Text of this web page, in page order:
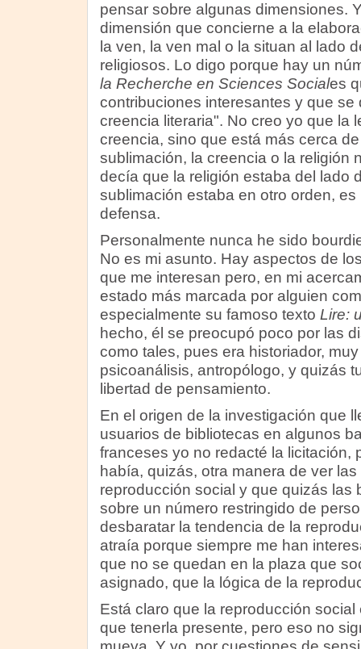
pensar sobre algunas dimensiones.
dimensión que concierne a la
la ven, la ven mal o la situan al lado
religiosos. Lo digo porque hay un
la Recherche en Sciences Sociales
contribuciones interesantes y que
creencia literaria". No creo yo que la
creencia, sino que está más cerca
sublimación, la creencia o la religión
decía que la religión estaba del lado
sublimación estaba en otro orden,
defensa.
Personalmente nunca he sido
No es mi asunto. Hay aspectos de
que me interesan pero, en mi
estado más marcada por alguien
especialmente su famoso texto Lire:
hecho, él se preocupó poco por las
como tales, pues era historiador,
psicoanálisis, antropólogo, y quizás
libertad de pensamiento.
En el origen de la investigación que
usuarios de bibliotecas en algunos
franceses yo no redacté la licitación,
había, quizás, otra manera de ver
reproducción social y que quizás las
sobre un número restringido de
desbaratar la tendencia de la
atraía porque siempre me han
que no se quedan en la plaza que
asignado, que la lógica de la
Está claro que la reproducción
que tenerla presente, pero eso no